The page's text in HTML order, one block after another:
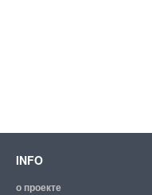
INFO
о проекте